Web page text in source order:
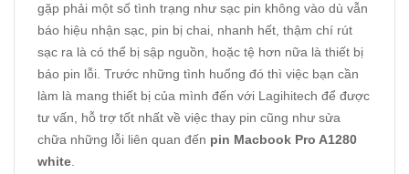
gặp phải một số tình trạng như sạc pin không vào dù vẫn
báo hiệu nhận sạc, pin bị chai, nhanh hết, thậm chí rút
sạc ra là có thể bị sập nguồn, hoặc tệ hơn nữa là thiết bị
báo pin lỗi. Trước những tình huống đó thì việc bạn cần
làm là mang thiết bị của mình đến với Lagihitech để được
tư vấn, hỗ trợ tốt nhất về việc thay pin cũng như sửa
chữa những lỗi liên quan đến pin Macbook Pro A1280
white.